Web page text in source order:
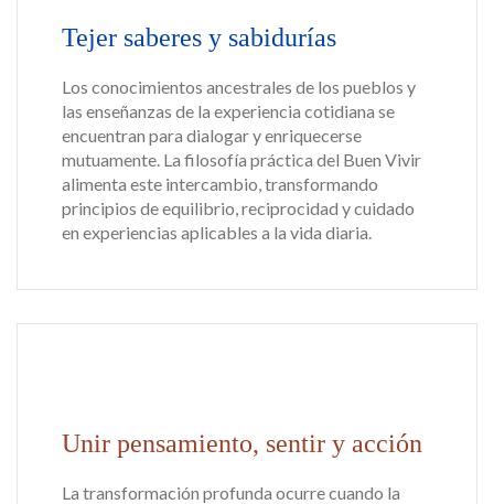
Tejer saberes y sabidurías
Los conocimientos ancestrales de los pueblos y
las enseñanzas de la experiencia cotidiana se
encuentran para dialogar y enriquecerse
mutuamente. La filosofía práctica del Buen Vivir
alimenta este intercambio, transformando
principios de equilibrio, reciprocidad y cuidado
en experiencias aplicables a la vida diaria.
Unir pensamiento, sentir y acción
La transformación profunda ocurre cuando la